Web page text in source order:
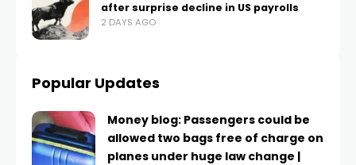
after surprise decline in US payrolls
2 DAYS AGO
Popular Updates
Money blog: Passengers could be
allowed two bags free of charge on
planes under huge law change |